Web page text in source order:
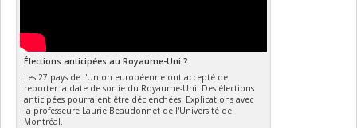
Élections anticipées au Royaume-Uni ?
Les 27 pays de l'Union européenne ont accepté de
reporter la date de sortie du Royaume-Uni. Des élections
anticipées pourraient être déclenchées. Explications avec
la professeure Laurie Beaudonnet de l'Université de
Montréal.